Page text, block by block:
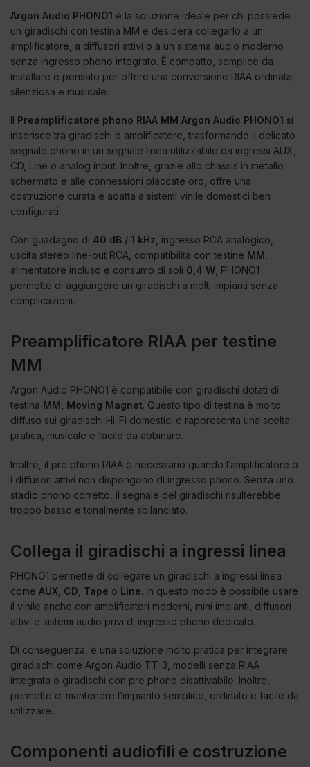
Argon Audio PHONO1 è la soluzione ideale per chi possiede
un giradischi con testina MM e desidera collegarlo a un
amplificatore, a diffusori attivi o a un sistema audio moderno
senza ingresso phono integrato. È compatto, semplice da
installare e pensato per offrire una conversione RIAA ordinata,
silenziosa e musicale.
Il Preamplificatore phono RIAA MM Argon Audio PHONO1 si
inserisce tra giradischi e amplificatore, trasformando il delicato
segnale phono in un segnale linea utilizzabile da ingressi AUX,
CD, Line o analog input. Inoltre, grazie allo chassis in metallo
schermato e alle connessioni placcate oro, offre una
costruzione curata e adatta a sistemi vinile domestici ben
configurati.
Con guadagno di 40 dB / 1 kHz, ingresso RCA analogico,
uscita stereo line-out RCA, compatibilità con testine MM ,
alimentatore incluso e consumo di soli 0,4 W, PHONO1
permette di aggiungere un giradischi a molti impianti senza
complicazioni.
Preamplificatore RIAA per testine
MM
Argon Audio PHONO1 è compatibile con giradischi dotati di
testina MM, Moving Magnet. Questo tipo di testina è molto
diffuso sui giradischi Hi-Fi domestici e rappresenta una scelta
pratica, musicale e facile da abbinare.
Inoltre, il pre phono RIAA è necessario quando l’amplificatore o
i diffusori attivi non dispongono di ingresso phono. Senza uno
stadio phono corretto, il segnale del giradischi risulterebbe
troppo basso e tonalmente sbilanciato.
Collega il giradischi a ingressi linea
PHONO1 permette di collegare un giradischi a ingressi linea
come AUX CD Tape o Line. In questo modo è possibile usare
il vinile anche con amplificatori moderni, mini impianti, diffusori
attivi e sistemi audio privi di ingresso phono dedicato.
Di conseguenza, è una soluzione molto pratica per integrare
giradischi come Argon Audio TT-3, modelli senza RIAA
integrata o giradischi con pre phono disattivabile. Inoltre,
permette di mantenere l’impianto semplice, ordinato e facile da
utilizzare.
Componenti audiofili e costruzione